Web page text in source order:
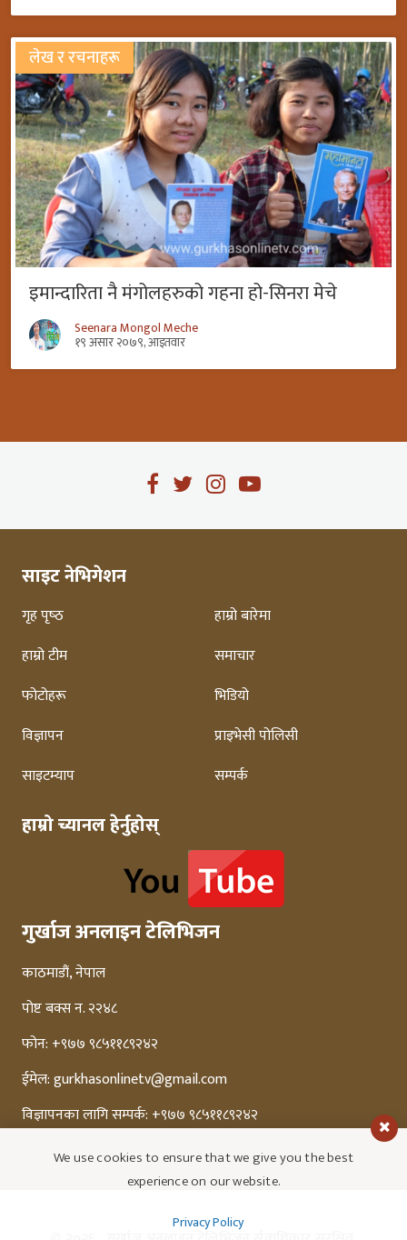
लेख र रचनाहरू
इमान्दारिता नै मंगोलहरुको गहना हो-सिनरा मेचे
Seenara Mongol Meche
१९ असार २०७९, आइतवार
साइट नेभिगेशन
गृह पृष्‍ठ
हाम्रो बारेमा
हाम्रो टीम
समाचार
फोटोहरू
भिडियो
विज्ञापन
प्राइभेसी पोलिसी
साइटम्याप
सम्पर्क
हाम्रो च्यानल हेर्नुहोस्
गुर्खाज अनलाइन टेलिभिजन
काठमाडौं, नेपाल
पोष्ट बक्स न. २२४८
फोन: +९७७ ९८५११८९२४२
ईमेल:gurkhasonlinetv@gmail.com
विज्ञापनका लागि सम्पर्क: +९७७ ९८५११८९२४२
We use cookies to ensure that we give you the best
experience on our website.
Privacy Policy